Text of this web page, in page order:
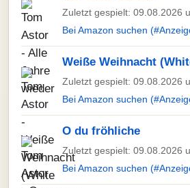
Zuletzt gespielt: 09.08.2026
Bei Amazon suchen
Weiße Weihnacht
Zuletzt gespielt: 09.08.2026
Bei Amazon suchen
O du fröhliche
Zuletzt gespielt: 09.08.2026
Bei Amazon suchen